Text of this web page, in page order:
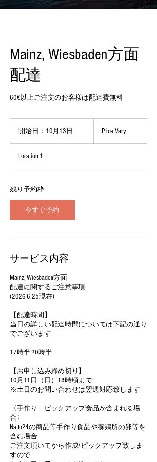
Mainz, Wiesbaden方面
配達
60€以上ご注文のお客様は配達費無料
開始日：10月13日
1
Price Vary
Location 1
残り予約枠
今すぐ予約
サービス内容
Mainz, Wiesbaden方面
配達に関するご注意事項
(2026.6.25現在)
【配達時間】
当日の詳しい配達時間については下記の通り
でございます
17時半-20時半
【お申し込み締め切り】
10月11日（日）18時頃まで
※土日のお問い合わせは翌週対応致します
〈手作り・ピックアップ食品が含まれる場
合〉
Natto24の商品等手作り食品や養鶏所の卵等を
含む場合
ご注文頂いてから作成/ピックアップ致しま
すので